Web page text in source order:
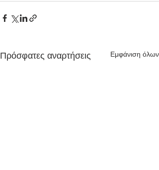
Πρόσφατες αναρτήσεις Εμφάνιση όλων